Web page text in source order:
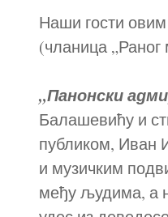
Наши гости
(чланица „Раног
„Панонски
Балашевићу и
публиком, Иван
и музичким
међу људима, а